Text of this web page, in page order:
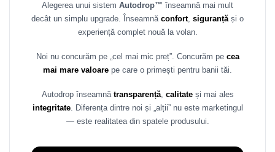
Alegerea unui sistem Autodrop™ înseamnă mai mult
decât un simplu upgrade. Înseamnă confort, siguranțăși o
experiență complet nouă la volan.
Noi nu concurăm pe „cel mai mic preț”. Concurăm pe cea
mai mare valoare pe care o primești pentru banii tăi.
Autodrop înseamnă transparență, calitateși mai ales
integritate. Diferența dintre noi și „alții” nu este marketingul
— este realitatea din spatele produsului.